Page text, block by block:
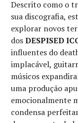
Descrito como o
sua discografia,
explorar novos
dosDESPISED
influentes do
implacável,
músicos
uma produção
emocionalmente
condensa